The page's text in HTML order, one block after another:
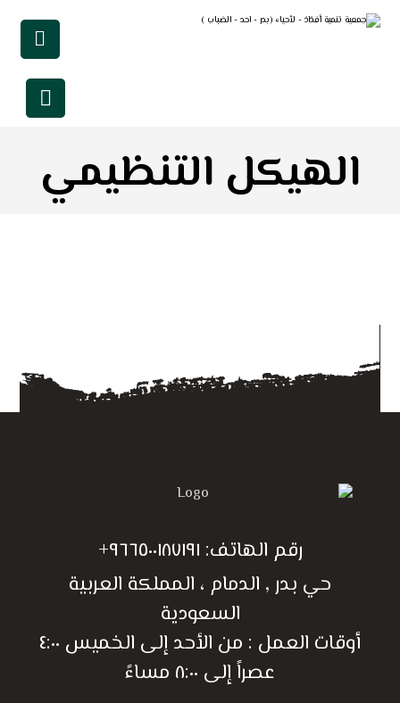
الهيكل التنظيمي
رقم الهاتف: ٩٦٦٥٠٠١٨٧١٩١+
حي بدر , الدمام ، المملكة العربية
السعودية
أوقات العمل : من الأحد إلى الخميس ٤:٠٠
عصراً إلى ٨:٠٠ مساءً